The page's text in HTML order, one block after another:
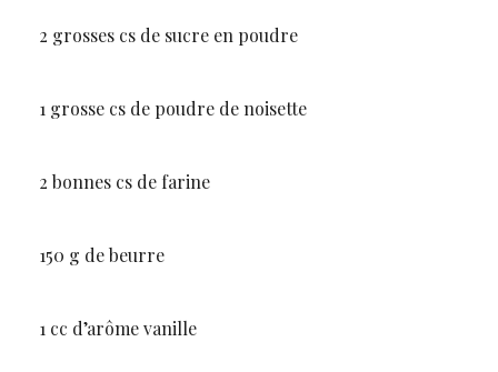
2 grosses cs de sucre en poudre
1 grosse cs de poudre de noisette
2 bonnes cs de farine
150 g de beurre
1 cc d’arôme vanille